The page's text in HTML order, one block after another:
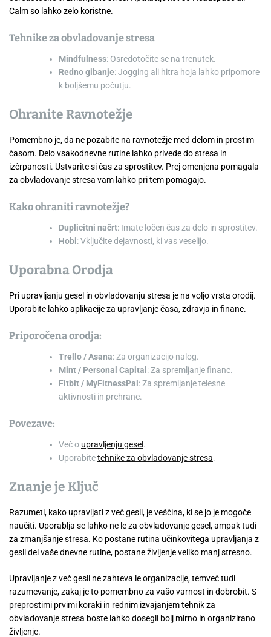
Calm so lahko zelo koristne.
Tehnike za obvladovanje stresa
Mindfulness: Osredotočite se na trenutek.
Redno gibanje: Jogging ali hitra hoja lahko pripomore
k boljšemu počutju.
Ohranite Ravnotežje
Pomembno je, da ne pozabite na ravnotežje med delom in prostim
časom. Delo vsakodnevne rutine lahko privede do stresa in
izčrpanosti. Ustvarite si čas za sprostitev. Prej omenjena pomagala
za obvladovanje stresa vam lahko pri tem pomagajo.
Kako ohraniti ravnotežje?
Duplicitni načrt: Imate ločen čas za delo in sprostitev.
Hobi: Vključite dejavnosti, ki vas veselijo.
Uporabna Orodja
Pri upravljanju gesel in obvladovanju stresa je na voljo vrsta orodij.
Uporabite lahko aplikacije za upravljanje časa, zdravja in financ.
Priporočena orodja:
Trello / Asana: Za organizacijo nalog.
Mint / Personal Capital : Za spremljanje financ.
Fitbit / MyFitnessPal : Za spremljanje telesne
aktivnosti in prehrane.
Povezave:
Več o upravljenju gesel .
Uporabitetehnike za obvladovanje stresa.
Znanje je Ključ
Razumeti, kako upravljati z več gesli, je veščina, ki se jo je mogoče
naučiti. Uporablja se lahko ne le za obvladovanje gesel, ampak tudi
za zmanjšanje stresa. Ko postane rutina učinkovitega upravljanja z
gesli del vaše dnevne rutine, postane življenje veliko manj stresno.
Upravljanje z več gesli ne zahteva le organizacije, temveč tudi
razumevanje, zakaj je to pomembno za vašo varnost in dobrobit. S
preprostimi prvimi koraki in rednim izvajanjem tehnik za
obvladovanje stresa boste lahko dosegli bolj mirno in organizirano
življenje.